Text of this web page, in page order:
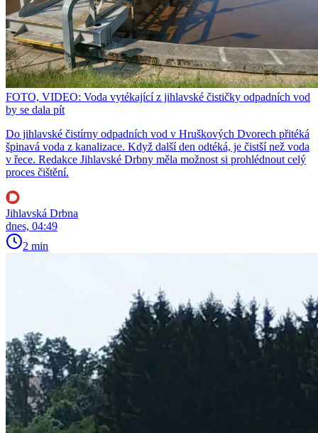
FOTO, VIDEO: Voda vytékající z jihlavské čističky odpadních vod
by se dala pít
Do jihlavské čistírny odpadních vod v Hruškových Dvorech přitéká
špinavá voda z kanalizace. Když další den odtéká, je čistší než voda
v řece. Redakce Jihlavské Drbny měla možnost si prohlédnout celý
proces čištění.
Jihlavská Drbna
dnes, 04:49
2 min